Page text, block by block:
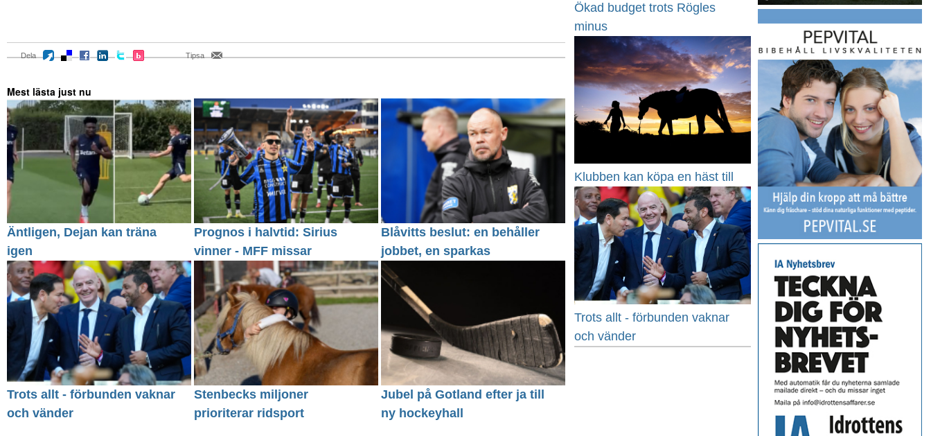
Dela Tipsa
Mest lästa just nu
Äntligen, Dejan kan träna
igen
Prognos i halvtid: Sirius
vinner - MFF missar
Blåvitts beslut: en behåller
jobbet, en sparkas
Trots allt - förbunden vaknar
och vänder
Stenbecks miljoner
prioriterar ridsport
Jubel på Gotland efter ja till
ny hockeyhall
Ökad budget trots Rögles
minus
Klubben kan köpa en häst till
Trots allt - förbunden vaknar
och vänder